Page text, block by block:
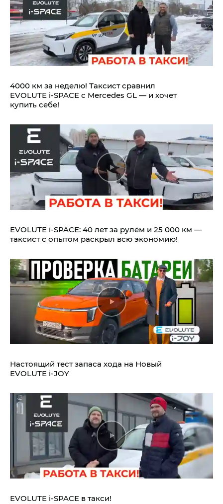
4000 км за неделю! Таксист сравнил
EVOLUTE i‑SPACE с Mercedes GL — и хочет
купить себе!
EVOLUTE i‑SPACE: 40 лет за рулём и 25 000 км —
таксист с опытом раскрыл всю экономию!
Настоящий тест запаса хода на Новый
EVOLUTE i‑JOY
EVOLUTE i‑SPACE в такси!